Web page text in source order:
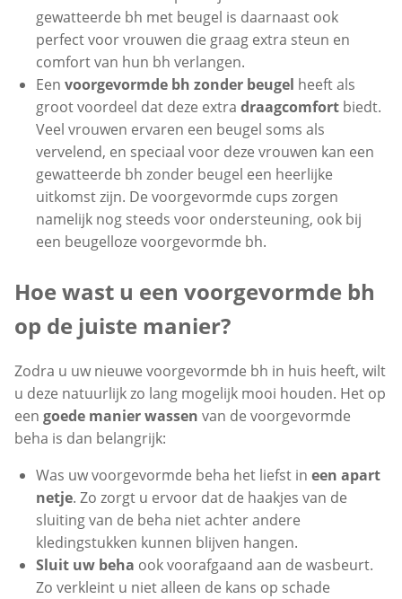
gewatteerde bh met beugel is daarnaast ook
perfect voor vrouwen die graag extra steun en
comfort van hun bh verlangen.
Een voorgevormde bh zonder beugel heeft als
groot voordeel dat deze extra draagcomfort biedt.
Veel vrouwen ervaren een beugel soms als
vervelend, en speciaal voor deze vrouwen kan een
gewatteerde bh zonder beugel een heerlijke
uitkomst zijn. De voorgevormde cups zorgen
namelijk nog steeds voor ondersteuning, ook bij
een beugelloze voorgevormde bh.
Hoe wast u een voorgevormde bh
op de juiste manier?
Zodra u uw nieuwe voorgevormde bh in huis heeft, wilt
u deze natuurlijk zo lang mogelijk mooi houden. Het op
een goede manier wassen van de voorgevormde
beha is dan belangrijk:
Was uw voorgevormde beha het liefst in een apart
netje. Zo zorgt u ervoor dat de haakjes van de
sluiting van de beha niet achter andere
kledingstukken kunnen blijven hangen.
Sluit uw beha ook voorafgaand aan de wasbeurt.
Zo verkleint u niet alleen de kans op schade